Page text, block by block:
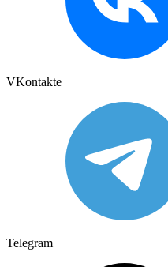
VKontakte
Telegram